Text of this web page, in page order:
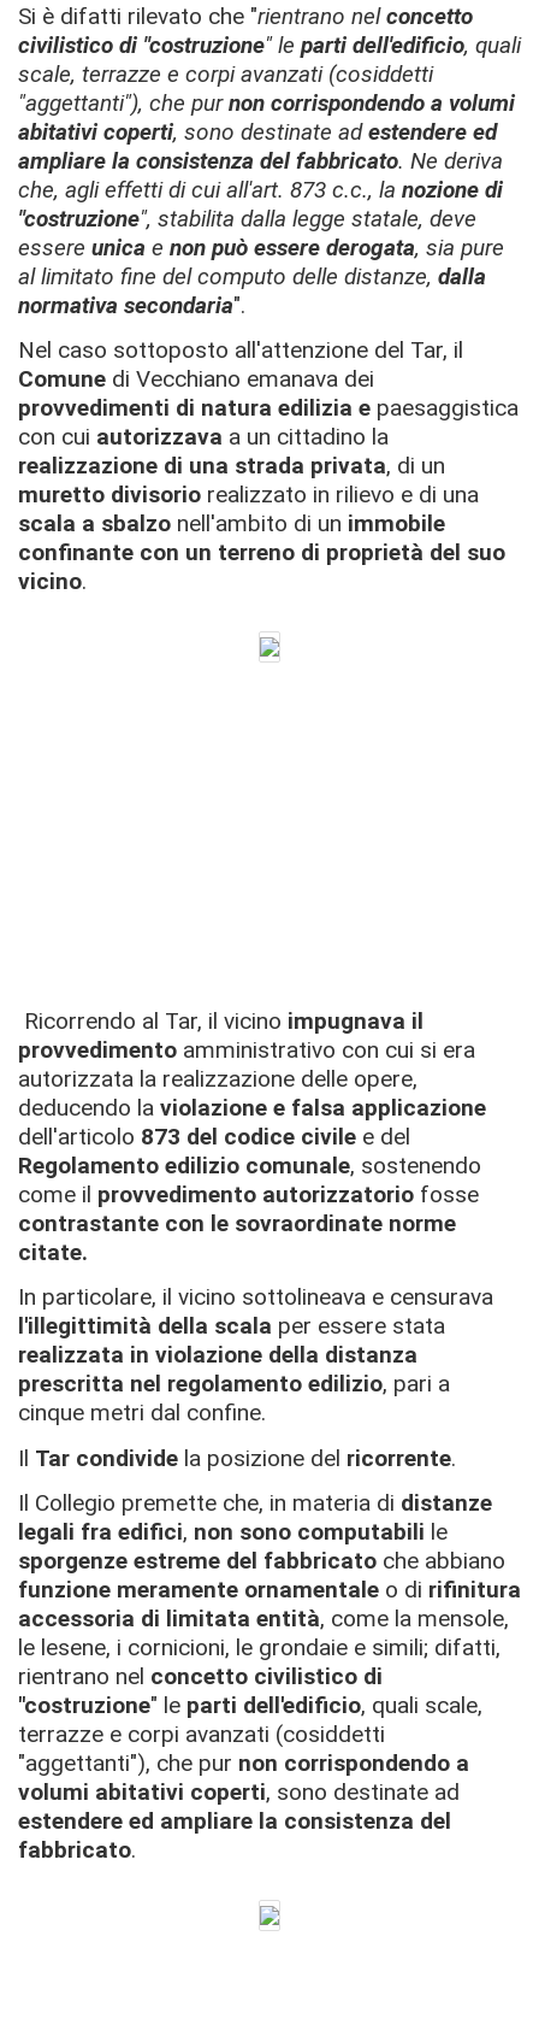
Si è difatti rilevato che "rientrano nelconcetto
civilistico di "costruzione" le parti dell'edificio, quali
scale, terrazze e corpi avanzati (cosiddetti
"aggettanti"), che purnon corrispondendo a volumi
abitativi coperti, sono destinate adestendere ed
ampliare la consistenza del fabbricato. Ne deriva
che, agli effetti di cui all'art. 873 c.c., la nozione di
"costruzione", stabilita dalla legge statale, deve
essere unica e non può essere derogata, sia pure
al limitato fine del computo delle distanze, dalla
normativa secondaria".
Nel caso sottoposto all'attenzione del Tar, il
Comune di Vecchiano emanava dei
provvedimenti di natura edilizia e paesaggistica
con cui autorizzava a un cittadino la
realizzazione di una strada privata, di un
muretto divisorio realizzato in rilievo e di una
scala a sbalzo nell'ambito di un immobile
confinante con un terreno di proprietà del suo
vicino.
Ricorrendo al Tar, il vicino impugnava il
provvedimento amministrativo con cui si era
autorizzata la realizzazione delle opere,
deducendo la violazione e falsa applicazione
dell'articolo 873 del codice civile e del
Regolamento edilizio comunale, sostenendo
come il provvedimento autorizzatorio fosse
contrastante con le sovraordinate norme
citate.
In particolare, il vicino sottolineava e censurava
l'illegittimità della scala per essere stata
realizzata in violazione della distanza
prescritta nel regolamento edilizio, pari a
cinque metri dal confine.
Il Tar condivide la posizione del ricorrente.
Il Collegio premette che, in materia di distanze
legali fra edifici, non sono computabili le
sporgenze estreme del fabbricato che abbiano
funzione meramente ornamentale o di rifinitura
accessoria di limitata entità, come la mensole,
le lesene, i cornicioni, le grondaie e simili; difatti,
rientrano nel concetto civilistico di
"costruzione" le parti dell'edificio, quali scale,
terrazze e corpi avanzati (cosiddetti
"aggettanti"), che pur non corrispondendo a
volumi abitativi coperti, sono destinate ad
estendere ed ampliare la consistenza del
fabbricato.